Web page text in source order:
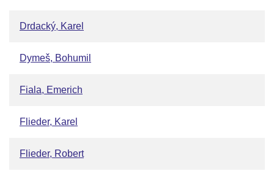
Drdacký, Karel
Dymeš, Bohumil
Fiala, Emerich
Flieder, Karel
Flieder, Robert